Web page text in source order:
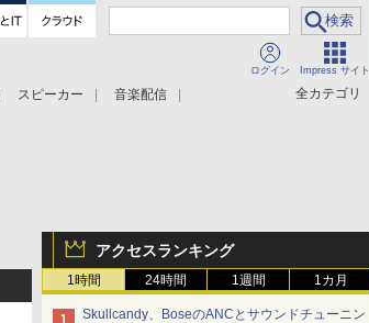
ログイン Impress サイト
全カテゴリ
スピーカー
音楽配信
アクセスランキング
1時間 24時間 1週間 1カ月
Skullcandy、BoseのANCとサウンドチューニン